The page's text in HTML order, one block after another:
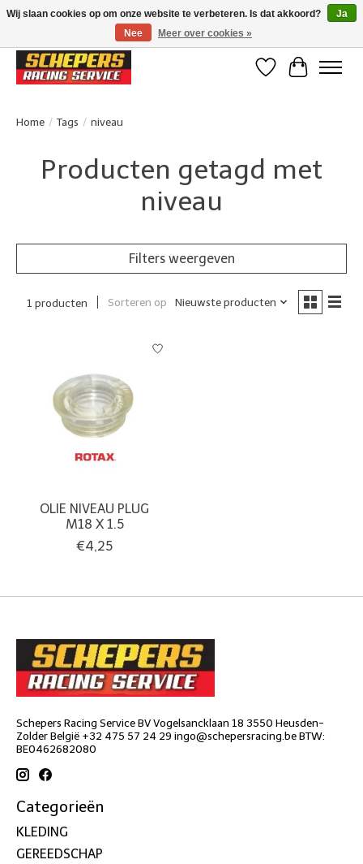
Klanten beoordelen ons met een 4,8/5 op Google reviews
Verlanglijst
Home / Tags / niveau
Producten getagd met
niveau
Filters weergeven
1 producten Sorteren op Nieuwste producten
OLIE NIVEAU PLUG
M18 X 1.5
€4,25
Schepers Racing Service BV Vogelsancklaan 18 3550 Heusden-
Zolder België +32 475 57 24 29 ingo@schepersracing.beBTW:
BE0462682080
Categorieën
KLEDING
GEREEDSCHAP
Wij slaan cookies op om onze website te verbeteren. Is dat akkoord?
Ja
Nee
Meer over cookies »